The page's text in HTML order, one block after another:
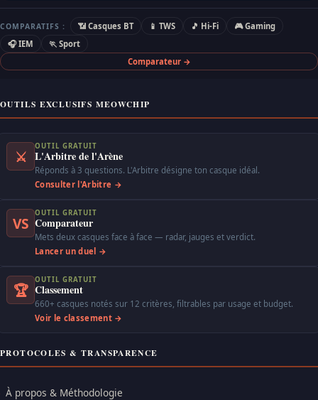
COMPARATIFS : 📶 Casques BT 📱 TWS 🎵 Hi-Fi
🎮 Gaming
🎧 IEM
🏃 Sport
Comparateur →
OUTILS EXCLUSIFS MEOWCHIP
⚔
OUTIL GRATUIT
L'Arbitre de l'Arène
Réponds à 3 questions. L'Arbitre désigne ton casque idéal.
Consulter l'Arbitre →
VS
OUTIL GRATUIT
Comparateur
Mets deux casques face à face — radar, jauges et verdict.
Lancer un duel →
🏆
OUTIL GRATUIT
Classement
660+ casques notés sur 12 critères, filtrables par usage et budget.
Voir le classement →
PROTOCOLES & TRANSPARENCE
À propos & Méthodologie